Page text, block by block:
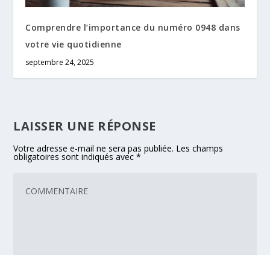
Comprendre l’importance du numéro 0948 dans
votre vie quotidienne
septembre 24, 2025
LAISSER UNE RÉPONSE
Votre adresse e-mail ne sera pas publiée. Les champs
obligatoires sont indiqués avec*